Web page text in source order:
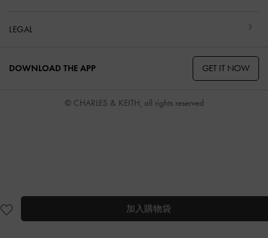
加入購物袋
LEGAL
DOWNLOAD THE APP GET IT NOW
© CHARLES & KEITH, all rights reserved